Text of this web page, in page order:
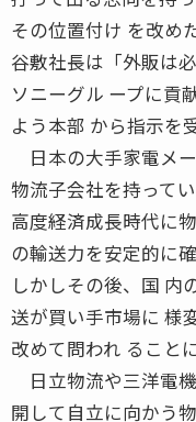
その位置付け を改めた
谷敷社長は「外販は必
ソニーグル ープに貢
よう本部 から指示を
日本の大手家電メ
物流子会社を持ってい
高度経済成長時代に
の輸送力を安定的に
しかしその後、国 内
送が買い手市場に 様
改めて問われ ること
日立物流や三洋電
開して自立に向かう